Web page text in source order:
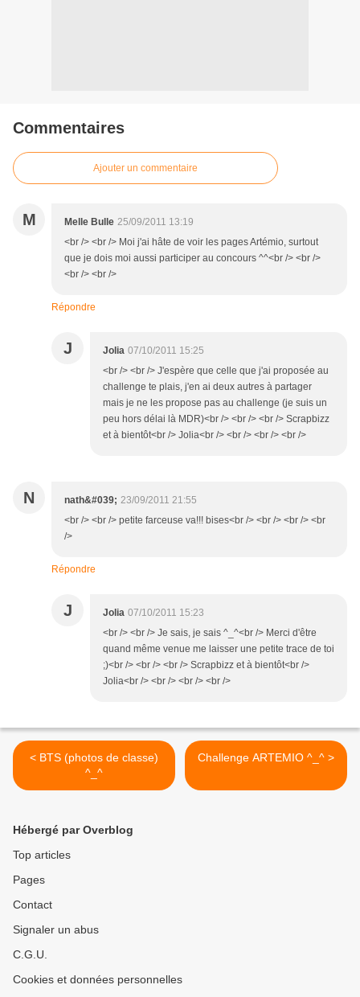
Commentaires
Ajouter un commentaire
M Melle Bulle 25/09/2011 13:19
<br /> <br /> Moi j'ai hâte de voir les pages Artémio, surtout
que je dois moi aussi participer au concours ^^<br /> <br />
<br /> <br />
Répondre
J Jolia 07/10/2011 15:25
<br /> <br /> J'espère que celle que j'ai proposée au
challenge te plais, j'en ai deux autres à partager
mais je ne les propose pas au challenge (je suis un
peu hors délai là MDR)<br /> <br /> <br /> Scrapbizz
et à bientôt<br /> Jolia<br /> <br /> <br /> <br />
N nath&#039; 23/09/2011 21:55
<br /> <br /> petite farceuse va!!! bises<br /> <br /> <br /> <br
/>
Répondre
J Jolia 07/10/2011 15:23
<br /> <br /> Je sais, je sais ^_^<br /> Merci d'être
quand même venue me laisser une petite trace de toi
;)<br /> <br /> <br /> Scrapbizz et à bientôt<br />
Jolia<br /> <br /> <br /> <br />
< BTS (photos de classe)
^_^
Challenge ARTEMIO ^_^ >
Hébergé par Overblog
Top articles
Pages
Contact
Signaler un abus
C.G.U.
Cookies et données personnelles